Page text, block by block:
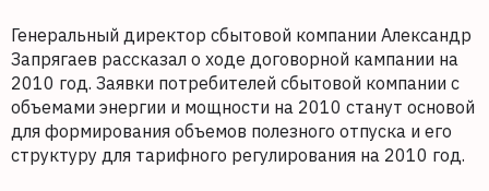
Генеральный директор сбытовой компании Александр
Запрягаев рассказал о ходе договорной кампании на
2010 год. Заявки потребителей сбытовой компании с
объемами энергии и мощности на 2010 станут основой
для формирования объемов полезного отпуска и его
структуру для тарифного регулирования на 2010 год.